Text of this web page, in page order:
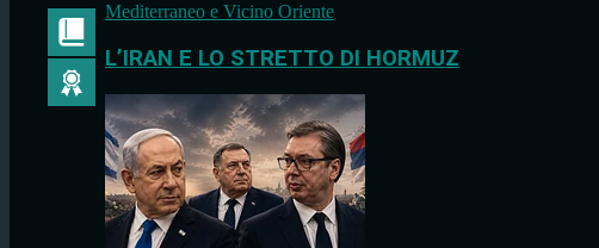
Mediterraneo e Vicino Oriente
L’IRAN E LO STRETTO DI HORMUZ